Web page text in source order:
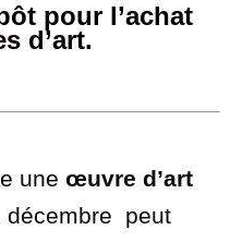
pour l’achat
d’art.
une œuvre d’art
décembre peut